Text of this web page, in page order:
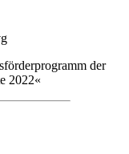
der
2022«